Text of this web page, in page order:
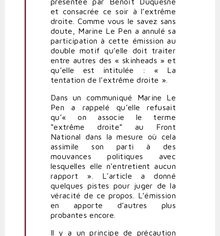
et consacrée ce soir à l’extrême
droite. Comme vous le savez sans
doute, Marine Le Pen a annulé sa
participation à cette émission au
double motif qu’elle doit traiter
entre autres des « skinheads » et
qu’elle est intitulée : « La
tentation de l’extrême droite ».
Dans un communiqué Marine Le
Pen a rappelé qu’elle refusait
qu’« on associe le terme
“extrême droite” au Front
National dans la mesure où cela
assimile son parti à des
mouvances politiques avec
lesquelles elle n’entretient aucun
rapport ». L’article a donné
quelques pistes pour juger de la
véracité de ce propos. L’émission
en apporte d’autres plus
probantes encore.
Il y a un principe de précaution